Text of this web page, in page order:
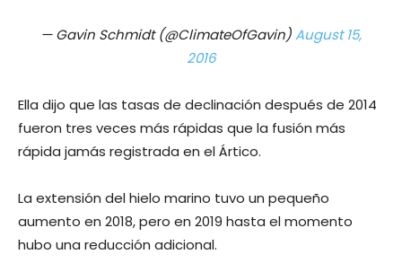
— Gavin Schmidt (@ClimateOfGavin)August 15,
2016
Ella dijo que las tasas de declinación después de 2014
fueron tres veces más rápidas que la fusión más
rápida jamás registrada en el Ártico.
La extensión del hielo marino tuvo un pequeño
aumento en 2018, pero en 2019 hasta el momento
hubo una reducción adicional.